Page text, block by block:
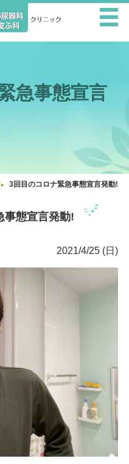
急事態宣言
3回目のコロナ緊急事態宣言発動!
事態宣言発動!
2021/4/25 (日)